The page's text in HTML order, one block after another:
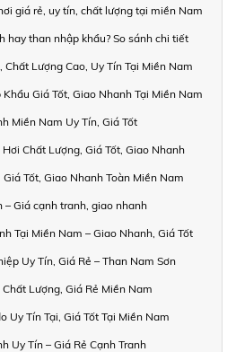
giá rẻ, uy tín, chất lượng tại miền Nam
hay than nhập khẩu? So sánh chi tiết
Chất Lượng Cao, Uy Tín Tại Miền Nam
Giá Tốt, Giao Nhanh Tại Miền Nam
Miền Nam Uy Tín, Giá Tốt
Chất Lượng, Giá Tốt, Giao Nhanh
Tốt, Giao Nhanh Toàn Miền Nam
Giá cạnh tranh, giao nhanh
Tại Miền Nam – Giao Nhanh, Giá Tốt
Uy Tín, Giá Rẻ – Than Nam Sơn
Lượng, Giá Rẻ Miền Nam
Uy Tín Tại, Giá Tốt Tại Miền Nam
Uy Tín – Giá Rẻ Cạnh Tranh